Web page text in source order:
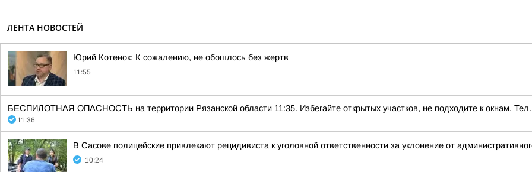
ЛЕНТА НОВОСТЕЙ
Юрий Котенок: К сожалению, не обошлось без жертв
11:55
БЕСПИЛОТНАЯ ОПАСНОСТЬ на территории Рязанской области 11:35. Избегайте открытых участков, не подходите к окнам.
11:36
В Сасове полицейские привлекают рецидивиста к уголовной ответственности за уклонение от
10:24